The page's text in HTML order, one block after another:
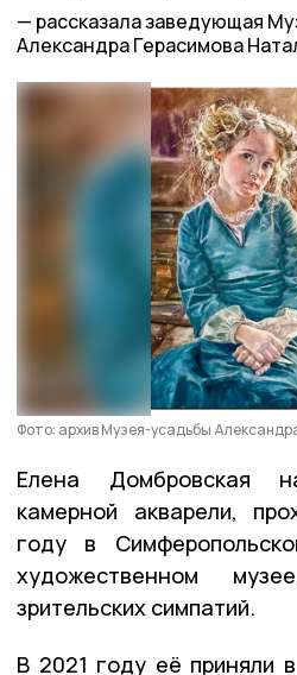
рассказала заведующая
Александра Герасимова
Фото: архив Музея-усадьбы
Елена Домбровская
камерной акварели,
году в
художественном
зрительских симпатий.
В 2021 году её приняли